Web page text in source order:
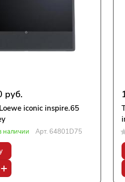
руб.
iconic inspire.65
наличии Арт. 64801D75